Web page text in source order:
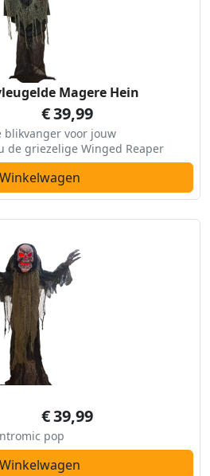
Magere Hein
€39,99
blikvanger voor jouw
de griezelige Winged Reaper
€39,99
enge antromic pop